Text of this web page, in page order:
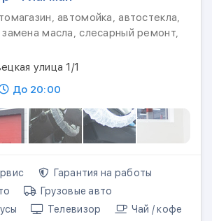
автомойка, автостекла,
замена масла, слесарный ремонт,
улица 1/1
До 20:00
Гарантия на работы
Грузовые авто
Телевизор
Чай / кофе